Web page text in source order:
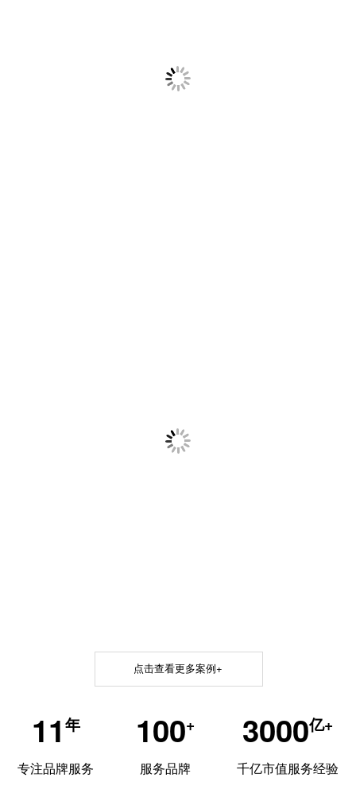
点击查看更多案例+
11 年
专注品牌服务
100+
服务品牌
3000亿+
千亿市值服务经验